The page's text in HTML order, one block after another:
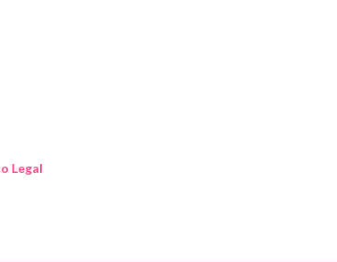
Legal